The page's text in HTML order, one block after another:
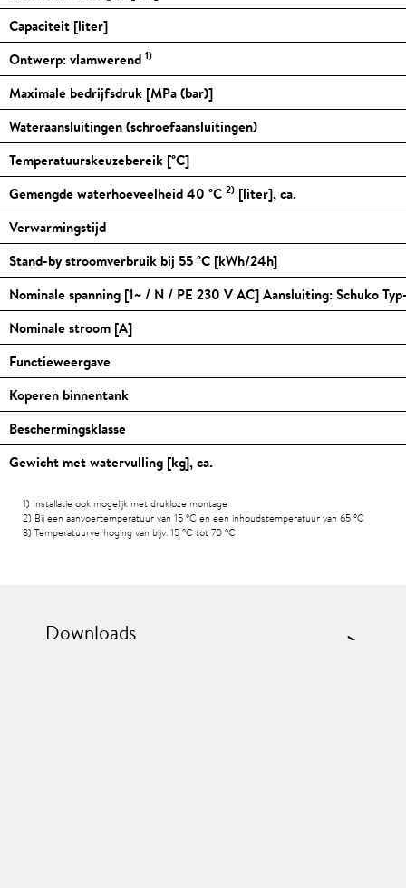
Capaciteit [liter]
Ontwerp: vlamwerend 1)
Maximale bedrijfsdruk [MPa (bar)]
Wateraansluitingen (schroefaansluitingen)
Temperatuurskeuzebereik [°C]
Gemengde waterhoeveelheid 40 °C 2) [liter], ca.
Verwarmingstijd
Stand-by stroomverbruik bij 55°C [kWh/24h]
Nominale spanning [1~ / N / PE 230 V AC] Aansluiting: Schuko
Nominale stroom [A]
Functieweergave
Koperen binnentank
Beschermingsklasse
Gewicht met watervulling [kg], ca.
1) Installatie ook mogelijk met drukloze montage
2) Bij een aanvoertemperatuur van 15°Cen een inhoudstemperatuur van 65°C
3) Temperatuurverhoging van bijv. 15°Ctot 70°C
Downloads >